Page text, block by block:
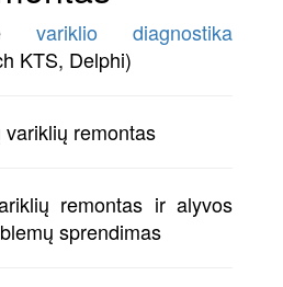
variklio diagnostika
KTS, Delphi)
remontas
remontas ir alyvos
sprendimas